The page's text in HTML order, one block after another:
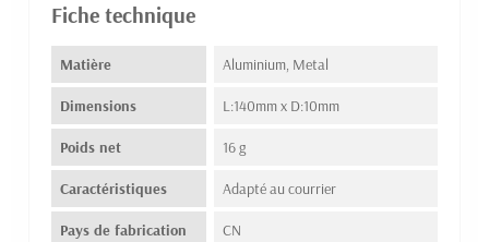
Fiche technique
Matière Aluminium, Metal
Dimensions L:140mm x D:10mm
Poids net 16 g
Caractéristiques Adapté au courrier
Pays de fabrication CN